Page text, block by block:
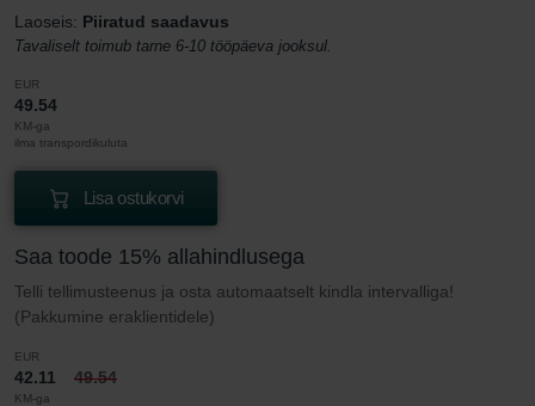
Laoseis: Piiratud saadavus
Tavaliselt toimub tarne 6-10 tööpäeva jooksul.
EUR
49.54
KM-ga
ilma transpordikuluta
Lisa ostukorvi
Saa toode 15% allahindlusega
Telli tellimusteenus ja osta automaatselt kindla intervalliga!
(Pakkumine eraklientidele)
EUR
42.11 49.54
KM-ga